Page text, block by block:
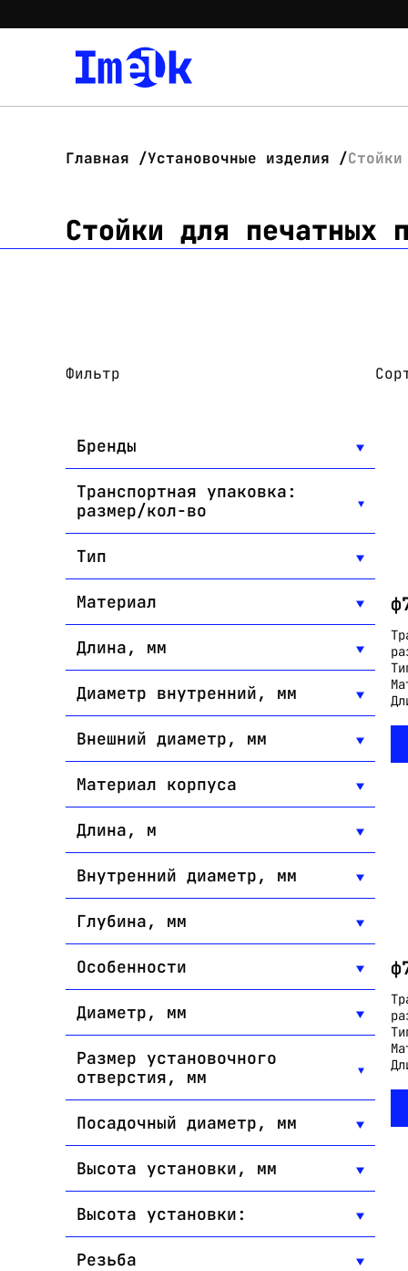
Главная Установочные изделия
Стойки для печатных
Фильтр
Бренды
Транспортная упаковка:
размер/кол-во
Тип
Материал
Длина, мм
Диаметр внутренний, мм
Внешний диаметр, мм
Материал корпуса
Длина, м
Внутренний диаметр, мм
Глубина, мм
Особенности
Диаметр, мм
Размер установочного
отверстия, мм
Посадочный диаметр, мм
Высота установки, мм
Высота установки:
Резьба